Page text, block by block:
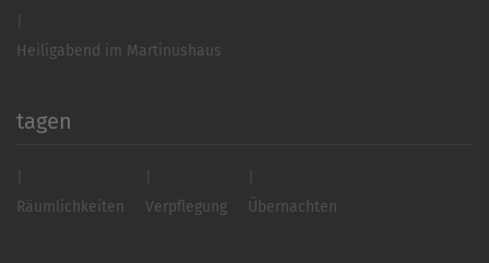
Heiligabend im Martinushaus
tagen
Räumlichkeiten Verpflegung Übernachten